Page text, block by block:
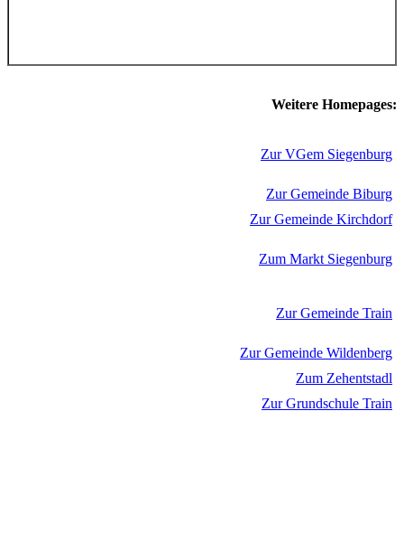
Weitere Homepages:
Zur VGem Siegenburg
Zur Gemeinde Biburg
Zur Gemeinde Kirchdorf
Zum Markt Siegenburg
Zur Gemeinde Train
Zur Gemeinde Wildenberg
Zum Zehentstadl
Zur Grundschule Train